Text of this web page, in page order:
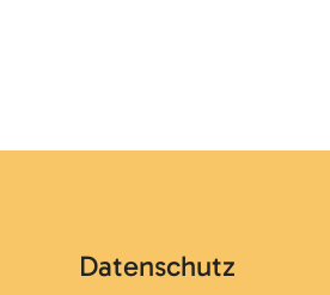
Datenschutz